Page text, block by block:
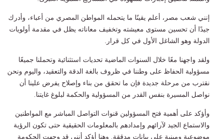
إنني شعب مصر، أعلم يقينًا ما يتحمله المواطن المصري من أعباء، وأدرك
جيدًا أن تحسين مستوى معيشته وتخفيف معاناته يظل في مقدمة أولويات
الدولة وهو الشاغل الأول في كل قرار.
ولقد واجهنا معًا خلال السنوات الماضية تحديات استثنائية وتحملنا جميعًا
مسؤولية الحفاظ على وطننا في ظروف بالغة الدقة والتعقيد، واليوم ونحن
نقترب من مرحلة جديدة فإن ما تحقق من بناء وإصلاح يفرض علينا أن
نواصل المسيرة بنفس القدر من المسؤولية والحكمة لبلوغ غايتنا.
وأؤكد على أهمية فتح المسؤولين قنوات التواصل المباشر مع المواطنين
والاستماع الجيد لآرائهم وإمدادهم بالمعلومات الحقيقية حتى تكون الرؤية
موضوعية ومبنية على بيانات مدققة. وهنا أؤكد أنني قد وجهت الحكومة